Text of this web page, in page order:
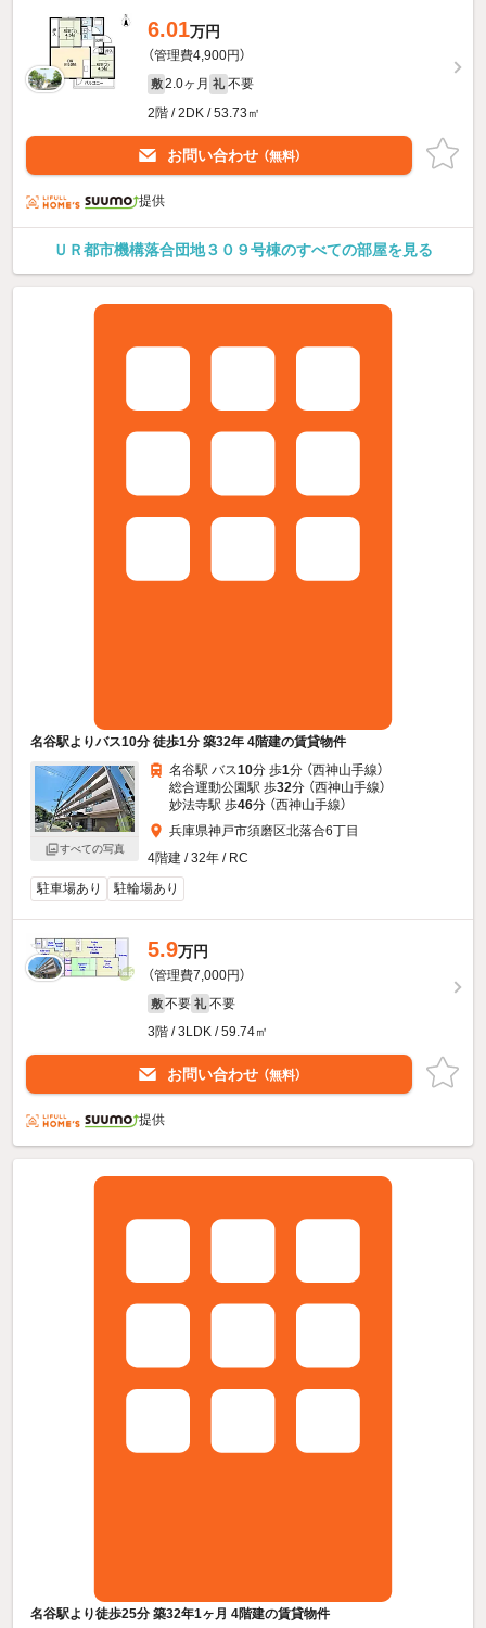
6.01万円
（管理費4,900円）
敷 2.0ヶ月 礼 不要
2階 / 2DK / 53.73㎡
お問い合わせ （無料）
提供
ＵＲ都市機構落合団地３０９号棟のすべての部屋を見る
名谷駅よりバス10分 徒歩1分 築32年 4階建の賃貸物件
すべての写真
名谷駅 バス10分 歩1分 （西神山手線）
総合運動公園駅 歩32分 （西神山手線）
妙法寺駅 歩46分 （西神山手線）
兵庫県神戸市須磨区北落合6丁目
4階建 / 32年 / RC
駐車場あり
駐輪場あり
5.9万円
（管理費7,000円）
敷 不要 礼 不要
3階 / 3LDK / 59.74㎡
お問い合わせ （無料）
提供
名谷駅より徒歩25分 築32年1ヶ月 4階建の賃貸物件